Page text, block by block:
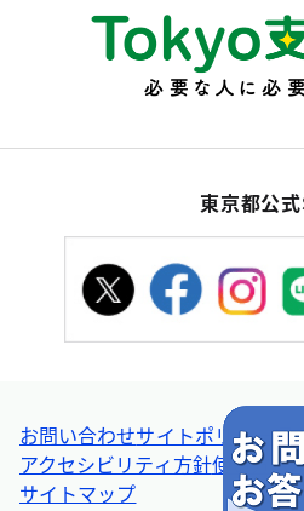
東京都公
お問い合わせサイトポリシー個
アクセシビリティ方針使い方ヘ
サイトマップ